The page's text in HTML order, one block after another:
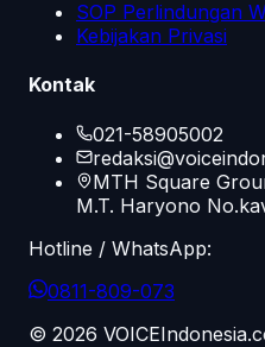
SOP Perlindungan
Kebijakan Privasi
Kontak
021-58905002
MTH Square
M.T. Haryono
Hotline / WhatsApp:
0811-809-073
© 2026